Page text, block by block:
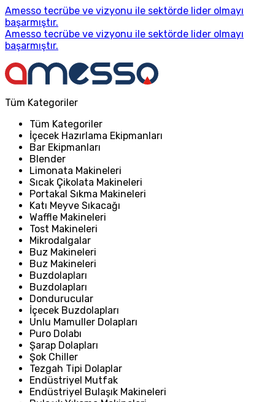
Amesso tecrübe ve vizyonu ile sektörde lider olmayı
başarmıştır.
Amesso tecrübe ve vizyonu ile sektörde lider olmayı
başarmıştır.
Tüm Kategoriler
Tüm Kategoriler
İçecek Hazırlama Ekipmanları
Bar Ekipmanları
Blender
Limonata Makineleri
Sıcak Çikolata Makineleri
Portakal Sıkma Makineleri
Katı Meyve Sıkacağı
Waffle Makineleri
Tost Makineleri
Mikrodalgalar
Buz Makineleri
Buz Makineleri
Buzdolapları
Buzdolapları
Dondurucular
İçecek Buzdolapları
Unlu Mamuller Dolapları
Puro Dolabı
Şarap Dolapları
Şok Chiller
Tezgah Tipi Dolaplar
Endüstriyel Mutfak
Endüstriyel Bulaşık Makineleri